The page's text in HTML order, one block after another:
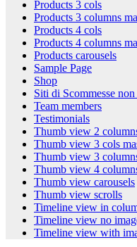
Products 3 cols
Products 3 columns
Products 4 cols
Products 4 columns
Products carousels
Sample Page
Shop
Siti di Scommesse
Team members
Testimonials
Thumb view 2
Thumb view 3 cols
Thumb view 3
Thumb view 4
Thumb view carousels
Thumb view scrolls
Timeline view in
Timeline view no
Timeline view with